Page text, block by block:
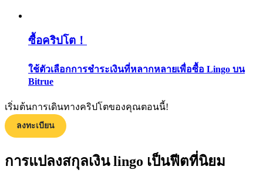
ซื้อคริปโต！
ใช้ตัวเลือกการชำระเงินที่หลากหลายเพื่อซื้อ Lingo บน
Bitrue
เริ่มต้นการเดินทางคริปโตของคุณตอนนี้!
ลงทะเบียน
การแปลงสกุลเงิน lingo เป็นฟีตที่นิยม